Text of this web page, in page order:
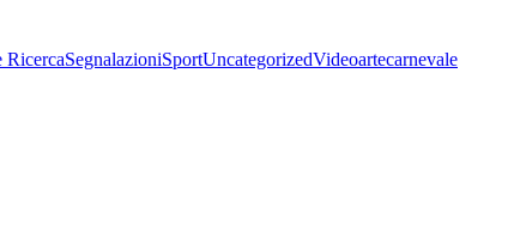
RicercaSegnalazioniSportUncategorizedVideoartecarnevale